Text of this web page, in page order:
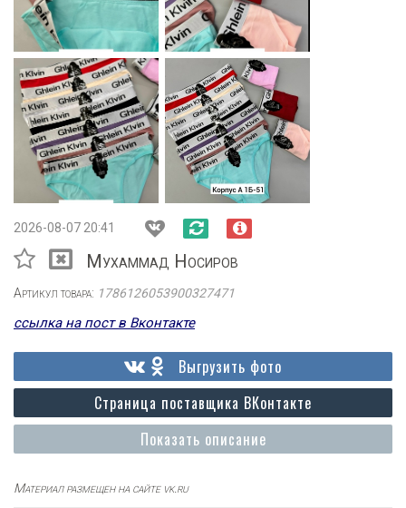
2026-08-07 20:41
Мухаммад Носиров
Артикул товара: 1786126053900327471
ссылка на пост в Вконтакте
Показать описание
Страница поставщика ВКонтакте
Выгрузить фото
Материал размещен на сайте vk.ru